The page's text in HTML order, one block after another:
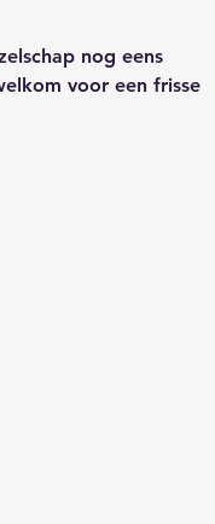
nog eens
voor een frisse